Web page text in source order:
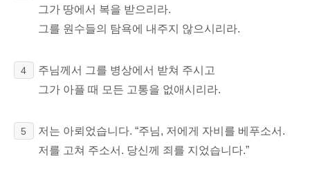
그가 땅에서 복을 받으리라.
그를 원수들의 탐욕에 내주지 않으시리라.
4
주님께서 그를 병상에서 받쳐 주시고
그가 아플 때 모든 고통을 없애시리라.
5
저는 아뢰었습니다. “주님, 저에게 자비를 베푸소서.
저를 고쳐 주소서. 당신께 죄를 지었습니다.”